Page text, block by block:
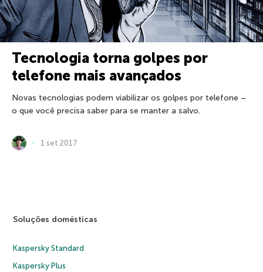
Tecnologia torna golpes por
telefone mais avançados
Novas tecnologias podem viabilizar os golpes por telefone –
o que você precisa saber para se manter a salvo.
1 set 2017
Soluções domésticas
Kaspersky Standard
Kaspersky Plus